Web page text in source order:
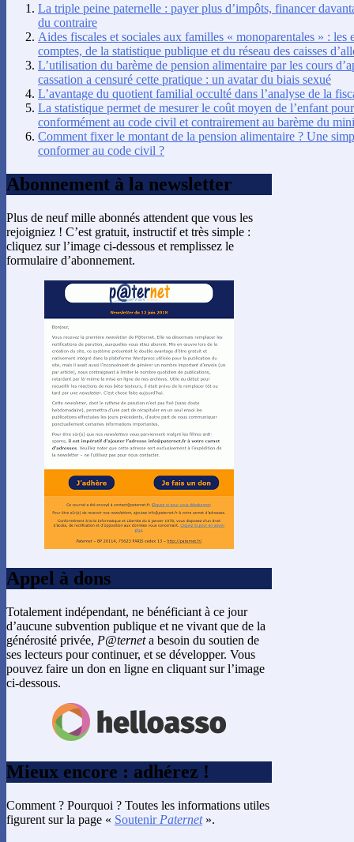
La triple peine paternelle : payer plus d’impôts, financer
du contraire
Aides fiscales et sociales aux familles « monoparentales » : les
comptes, de la statistique publique et du réseau des caisses
L’utilisation du barème de pension alimentaire par les cours
cassation a censuré cette pratique : un avatar du biais sexué
L’avantage du quotient familial occulté dans l’analyse de la
La statistique permet de mesurer le coût moyen de l’enfant
conformément au code civil et contrairement au barème du
Comment fixer le montant de la pension alimentaire ? Une
conformer au code civil ?
Abonnement à la newsletter
Plus de neuf mille abonnés attendent que vous les
rejoigniez ! C’est gratuit, instructif et très simple :
cliquez sur l’image ci-dessous et remplissez le
formulaire d’abonnement.
Appel à dons
Totalement indépendant, ne bénéficiant à ce jour
d’aucune subvention publique et ne vivant que de la
générosité privée, P@terneta besoin du soutien de
ses lecteurs pour continuer, et se développer. Vous
pouvez faire un don en ligne en cliquant sur l’image
ci-dessous.
Mieux encore : adhérez !
Comment ? Pourquoi ? Toutes les informations utiles
figurent sur la page « Soutenir Paternet».